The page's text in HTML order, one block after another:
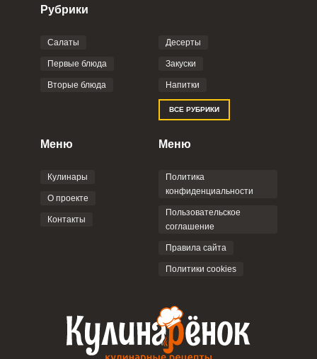
Рубрики
Салаты
Первые блюда
Вторые блюда
Десерты
Закуски
Напитки
ВСЕ РУБРИКИ
Меню
Кулинары
О проекте
Контакты
Меню
Политика
конфиденциальности
Пользовательское
соглашение
Правила сайта
Политики cookies